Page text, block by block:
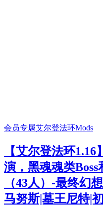
会员专属艾尔登法环Mods
【艾尔登法环
演，黑魂魂类
（43人）-最终幻
马努斯|墓王尼特|